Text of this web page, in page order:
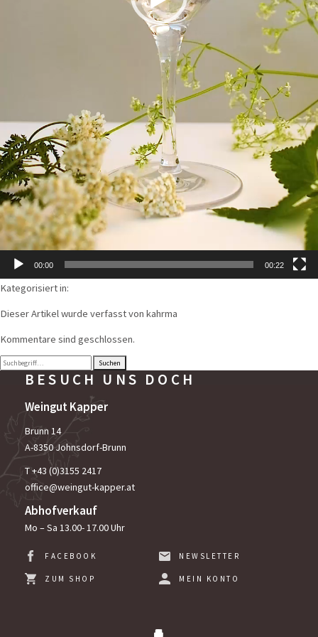
00:00 00:22
Kategorisiert in:
Dieser Artikel wurde verfasst von kahrma
Kommentare sind geschlossen.
Suchen
BESUCH UNS DOCH
Weingut Kapper
Brunn 14
A-8350 Johnsdorf-Brunn
T +43 (0)3155 2417
office@weingut-kapper.at
Abhofverkauf
Mo – Sa 13.00- 17.00 Uhr
FACEBOOK NEWSLETTER
ZUM SHOP MEIN KONTO